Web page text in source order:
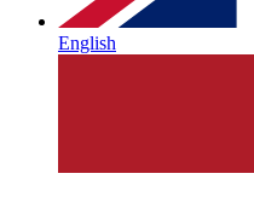
English